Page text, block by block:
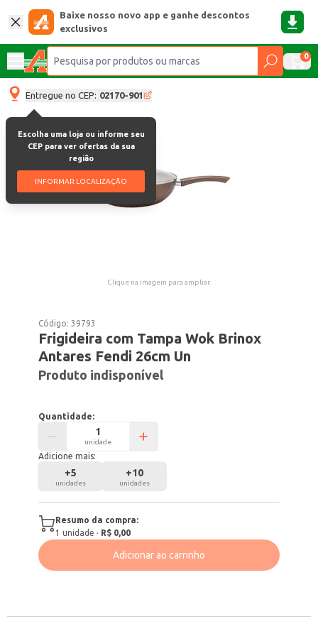
Baixe nosso novo app e ganhe descontos
exclusivos
0
Entregue no CEP: 02170-901
Escolha uma loja ou informe seu
CEP para ver ofertas da sua
região
INFORMAR LOCALIZAÇÃO
Clique na imagem para ampliar.
Código:39793
Frigideira com Tampa Wok Brinox
Antares Fendi 26cm Un
Produto indisponível
Quantidade:
unidade
Adicione mais:
+5
unidades
+10
unidades
Resumo da compra:
1 unidade · R$ 0,00
Adicionar ao carrinho